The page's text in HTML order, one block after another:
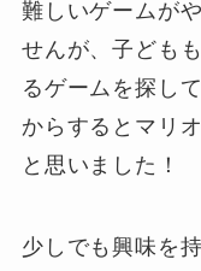
難しいゲームが
せんが、子ども
るゲームを探し
からするとマリ
と思いました！
少しでも興味を